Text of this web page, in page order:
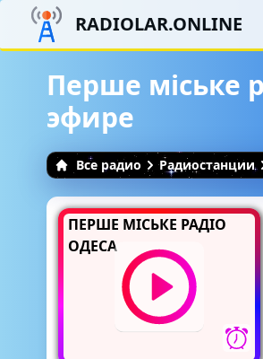
RADIOLAR.ONLINE
Перше міське
эфире
Все радио Радиостанции
ПЕРШЕ МІСЬКЕ РАДІО
ОДЕСА